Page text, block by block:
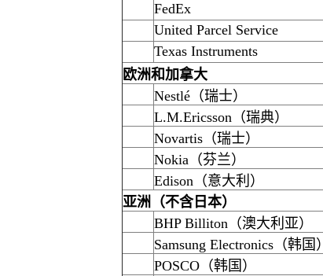
FedEx
United Parcel Service
Texas Instruments
欧洲和加拿大
Nestlé（瑞士）
L.M.Ericsson（瑞典）
Novartis（瑞士）
Nokia（芬兰）
Edison（意大利）
亚洲（不含日本）
BHP Billiton（澳大利亚）
Samsung Electronics（韩国）
POSCO（韩国）